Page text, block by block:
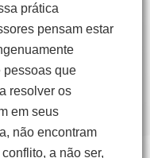
prática
pensam estar
pessoas que
resolver os
em seus
não encontram
a não ser,